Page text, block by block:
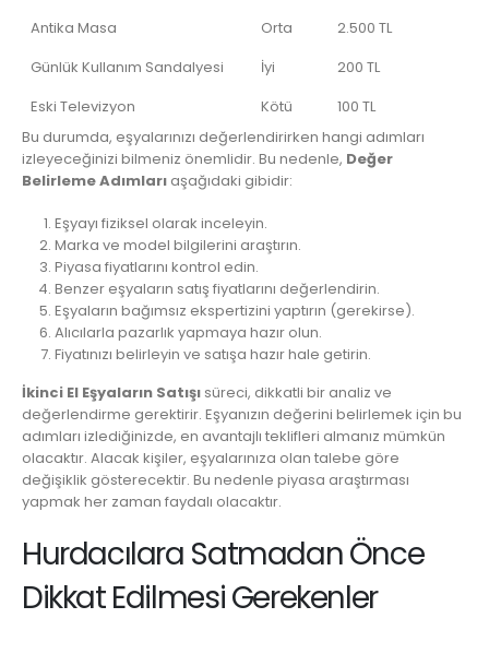
Antika Masa Orta
2.500 TL
Günlük Kullanım Sandalyesi
İyi
200 TL
Eski Televizyon
Kötü
100 TL
Bu durumda, eşyalarınızı değerlendirirken hangi adımları
izleyeceğinizi bilmeniz önemlidir. Bu nedenle, Değer
Belirleme Adımları aşağıdaki gibidir:
Eşyayı fiziksel olarak inceleyin.
Marka ve model bilgilerini araştırın.
Piyasa fiyatlarını kontrol edin.
Benzer eşyaların satış fiyatlarını değerlendirin.
Eşyaların bağımsız ekspertizini yaptırın (gerekirse).
Alıcılarla pazarlık yapmaya hazır olun.
Fiyatınızı belirleyin ve satışa hazır hale getirin.
İkinci El Eşyaların Satışı süreci, dikkatli bir analiz ve
değerlendirme gerektirir. Eşyanızın değerini belirlemek için bu
adımları izlediğinizde, en avantajlı teklifleri almanız mümkün
olacaktır. Alacak kişiler, eşyalarınıza olan talebe göre
değişiklik gösterecektir. Bu nedenle piyasa araştırması
yapmak her zaman faydalı olacaktır.
Hurdacılara Satmadan Önce
Dikkat Edilmesi Gerekenler